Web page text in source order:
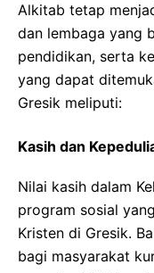
Alkitab tetap
dan lembaga yang
pendidikan, serta
yang dapat
Gresik meliputi:
Kasih dan
Nilai kasih dalam
program sosial
Kristen di Gresik.
bagi masyarakat